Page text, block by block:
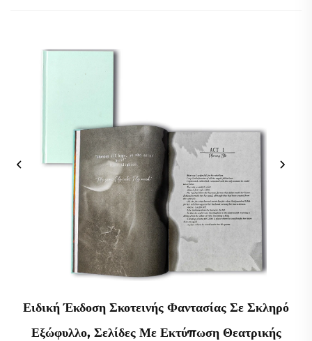
Ειδική Έκδοση Σκοτεινής Φαντασίας Σε Σκληρό
Εξώφυλλο, Σελίδες Με Εκτύπωση Θεατρικής